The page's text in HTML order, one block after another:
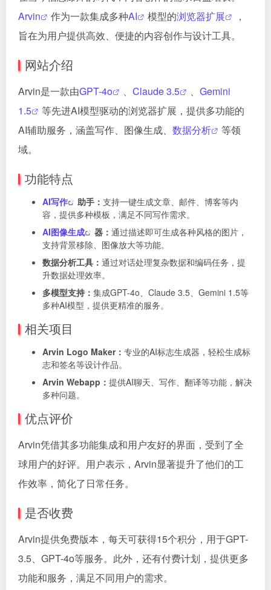
Arvin
作为一款集成多种AI 模型的浏览器扩展
，
旨在为用户提供高效、便捷的内容创作与设计工具。
网站介绍
Arvin是一款由GPT-4o 、 Claude 3.5 、 Gemini
1.5
等先进AI模型驱动的浏览器扩展，提供多功能的
AI辅助服务，涵盖写作、图像生成、 数据分析
等领
域。
功能特点
AI写作 助手： 支持一键生成文章、邮件、博客等内
容，提供多种模板，满足不同写作需求。
AI图像生成
器： 通过描述即可生成各种风格的图片，
支持背景移除、图像放大等功能。
数据分析工具： 通过对话处理复杂数据和编码任务，提
升数据处理效率。
多模型支持： 集成GPT-4o、Claude 3.5、Gemini 1.5等
多种AI模型，提供更精准的服务。
相关项目
Arvin Logo Maker： 专业的AI标志生成器，轻松生成标
志和签名等设计作品。
Arvin Webapp： 提供AI聊天、写作、翻译等功能，解决
多种问题。
优点评价
Arvin凭借其多功能集成和用户友好的界面，受到了全
球用户的好评。用户表示，Arvin显著提升了他们的工
作效率，简化了日常任务。
是否收费
Arvin提供免费版本，每天可获得15个积分，用于GPT-
3.5、GPT-4o等服务。此外，还有付费计划，提供更多
功能和服务，满足不同用户的需求。